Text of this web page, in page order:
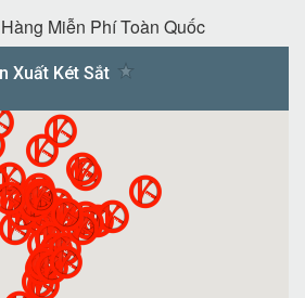
Miễn Phí Toàn Quốc